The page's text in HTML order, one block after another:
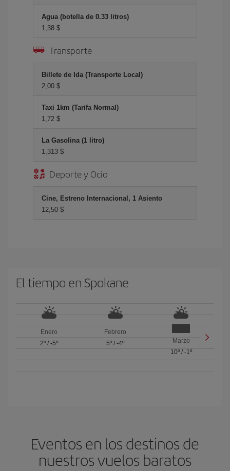
Agua (botella de 0.33 litros)
1,38 $
Transporte
Billete de Ida (Transporte Local)
2,00 $
Taxi 1km (Tarifa Normal)
1,72 $
La Gasolina (1 litro)
1,313 $
Deporte y Ocio
Cine, Estreno Internacional, 1 Asiento
12,50 $
El tiempo en Spokane
Enero
2º/ -5º
Febrero
5º/ -4º
Marzo
10º/ -1º
Eventos en los destinos de
nuestros vuelos baratos